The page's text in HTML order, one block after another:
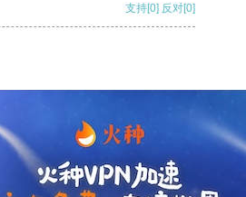
支持[0] 反对[0]
支持 [0] 反对 [0]